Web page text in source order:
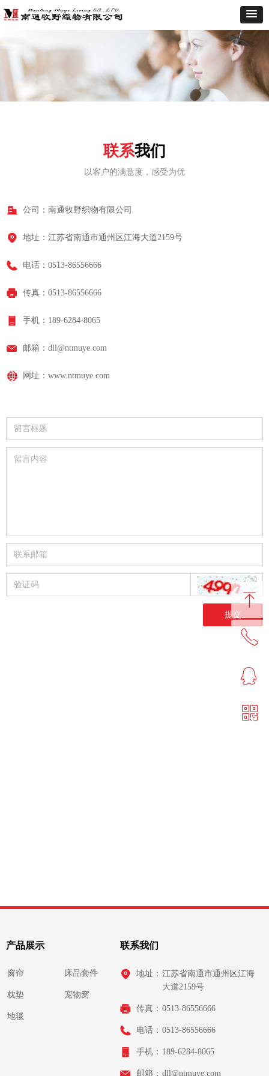
联系我们
以客户的满意度，感受为优
提交
公司： 南通牧野织物有限公司
地址： 江苏省南通市通州区江海大道2159号
电话： 0513-86556666
传真： 0513-86556666
手机： 189-6284-8065
邮箱： dll@ntmuye.com
网址： www.ntmuye.com
地址： 江苏省南通市通州区江海
大道2159号
传真： 0513-86556666
电话： 0513-86556666
手机： 189-6284-8065
邮箱： dll@ntmuye.com
联系我们
产品展示
窗帘
枕垫
地毯
床品套件
宠物窝
ꁸ
回到顶部
ꂅ
0513-86556666
ꁗ
QQ客服
ꀥ